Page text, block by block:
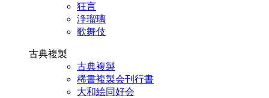
狂言
浄瑠璃
歌舞伎
古典複製
古典複製
稀書複製会刊行書
大和絵同好会